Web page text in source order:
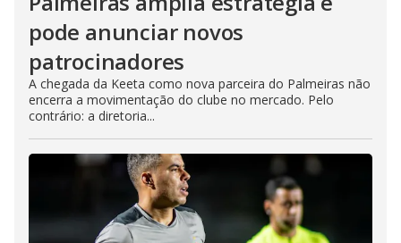
pode anunciar novos
patrocinadores
A chegada da Keeta como nova parceira do Palmeiras não
encerra a movimentação do clube no mercado. Pelo
contrário: a diretoria...